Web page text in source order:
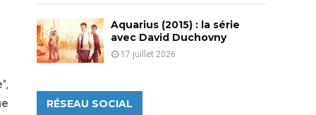
",
Aquarius (2015) : la série
avec David Duchovny
17 juillet 2026
RÉSEAU SOCIAL